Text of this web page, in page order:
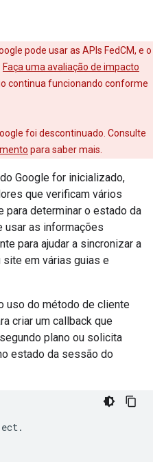
pode usar as APIs FedCM, e o
Faça uma avaliação de impacto
continua funcionando conforme
foi descontinuado. Consulte
para saber mais.
Google for inicializado,
que verificam vários
determinar o estado da
usar as informações
para ajudar a sincronizar a
em várias guias e
uso do método de cliente
criar um callback que
plano ou solicita
estado da sessão do
.